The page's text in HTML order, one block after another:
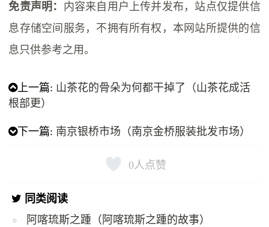
免责声明： 内容来自用户上传并发布，站点仅提供信
息存储空间服务，不拥有所有权，本网站所提供的信
息只供参考之用。
上一篇: 山茶花的骨朵为何都干掉了（山茶花成活
根部更）
下一篇: 南京银桥市场（南京金桥服装批发市场）
0人点赞
同类阅读
阿喀琉斯之踵（阿喀琉斯之踵的故事）